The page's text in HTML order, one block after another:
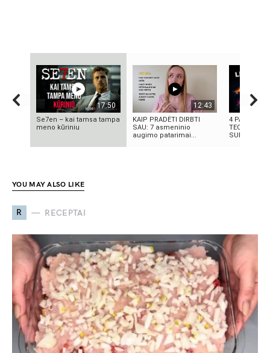
17:50
Se7en – kai tamsa tampa
meno kūriniu
12:43
KAIP PRADĖTI DIRBTI
SAU: 7 asmeninio
augimo patarimai...
4
SUKŪRĖ
YOU MAY ALSO LIKE
R RECEPTAI